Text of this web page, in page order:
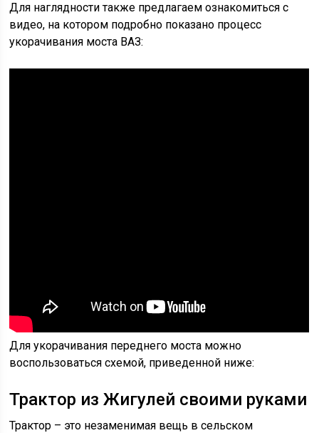
Для наглядности также предлагаем ознакомиться с
видео, на котором подробно показано процесс
укорачивания моста ВАЗ:
Для укорачивания переднего моста можно
воспользоваться схемой, приведенной ниже:
Трактор из Жигулей своими руками
Трактор – это незаменимая вещь в сельском